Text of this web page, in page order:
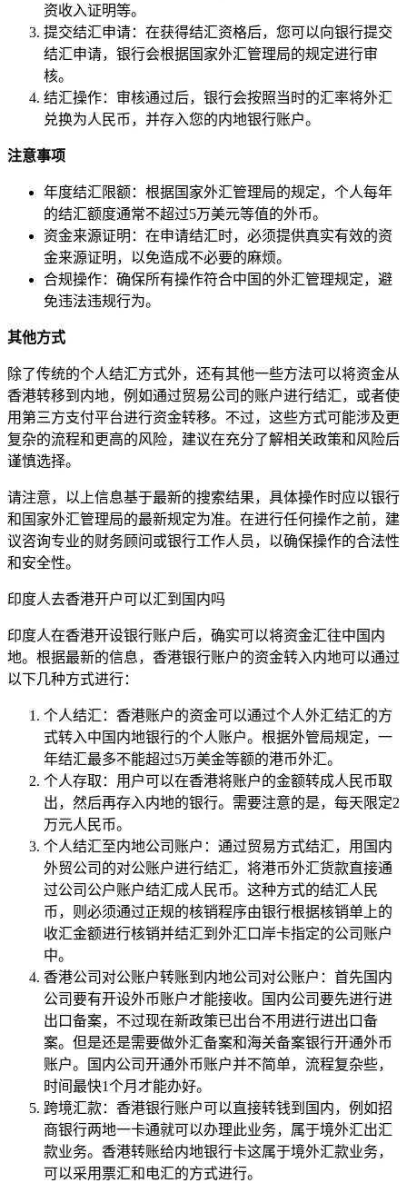
资收入证明等。
提交结汇申请：在获得结汇资格后，您可以向银行提交
结汇申请，银行会根据国家外汇管理局的规定进行审
核。
结汇操作：审核通过后，银行会按照当时的汇率将外汇
兑换为人民币，并存入您的内地银行账户。
注意事项
年度结汇限额：根据国家外汇管理局的规定，个人每年
的结汇额度通常不超过5万美元等值的外币。
资金来源证明：在申请结汇时，必须提供真实有效的资
金来源证明，以免造成不必要的麻烦。
合规操作：确保所有操作符合中国的外汇管理规定，避
免违法违规行为。
其他方式
除了传统的个人结汇方式外，还有其他一些方法可以将资金从
香港转移到内地，例如通过贸易公司的账户进行结汇，或者使
用第三方支付平台进行资金转移。不过，这些方式可能涉及更
复杂的流程和更高的风险，建议在充分了解相关政策和风险后
谨慎选择。
请注意，以上信息基于最新的搜索结果，具体操作时应以银行
和国家外汇管理局的最新规定为准。在进行任何操作之前，建
议咨询专业的财务顾问或银行工作人员，以确保操作的合法性
和安全性。
印度人去香港开户可以汇到国内吗
印度人在香港开设银行账户后，确实可以将资金汇往中国内
地。根据最新的信息，香港银行账户的资金转入内地可以通过
以下几种方式进行：
个人结汇：香港账户的资金可以通过个人外汇结汇的方
式转入中国内地银行的个人账户。根据外管局规定，一
年结汇最多不能超过5万美金等额的港币外汇。
个人存取：用户可以在香港将账户的金额转成人民币取
出，然后再存入内地的银行。需要注意的是，每天限定2
万元人民币。
个人结汇至内地公司账户：通过贸易方式结汇，用国内
外贸公司的对公账户进行结汇，将港币外汇货款直接通
过公司公户账户结汇成人民币。这种方式的结汇人民
币，则必须通过正规的核销程序由银行根据核销单上的
收汇金额进行核销并结汇到外汇口岸卡指定的公司账户
中。
香港公司对公账户转账到内地公司对公账户：首先国内
公司要有开设外币账户才能接收。国内公司要先进行进
出口备案，不过现在新政策已出台不用进行进出口备
案。但是还是需要做外汇备案和海关备案银行开通外币
账户。国内公司开通外币账户并不简单，流程复杂些，
时间最快1个月才能办好。
跨境汇款：香港银行账户可以直接转钱到国内，例如招
商银行两地一卡通就可以办理此业务，属于境外汇出汇
款业务。香港转账给内地银行卡这属于境外汇款业务，
可以采用票汇和电汇的方式进行。